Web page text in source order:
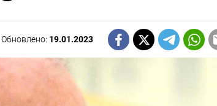
Обновлено: 19.01.2023